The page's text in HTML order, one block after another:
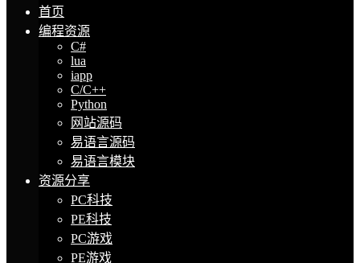
首页
编程资源
C#
lua
iapp
C/C++
Python
网站源码
易语言源码
易语言模块
资源分享
PC科技
PE科技
PC游戏
PE游戏